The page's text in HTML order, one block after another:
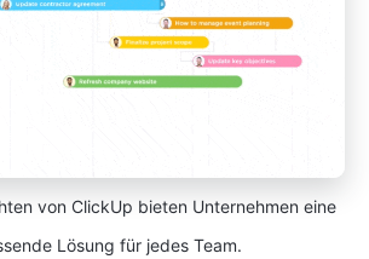
von ClickUp bieten Unternehmen eine
Lösung für jedes Team.